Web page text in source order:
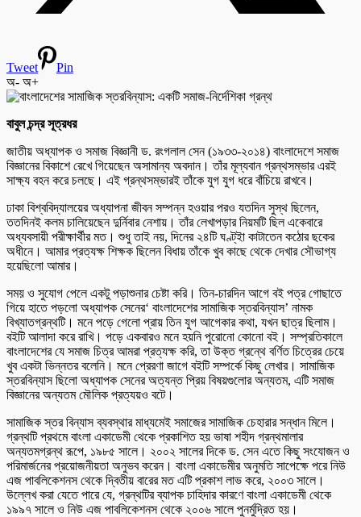
Tweet
Pin
অ- অ+
বাবুল চন্দ্র সূত্রধর
জাতীয় অধ্যাপক ও সমাজ বিজ্ঞানী ড. রংগলাল সেন (১৯৩৩-২০১৪) বাংলাদেশে সমাজ
বিজ্ঞানের বিকাশে রেখে গিয়েছেন অসামান্য অবদান। তাঁর মূল্যবান গ্রন্থসম্ভার এরই
সাক্ষ্য বহন করে চলছে। এই গ্রন্থসম্ভারই তাঁকে যুগ যুগ ধরে বাঁচিয়ে রাখবে।
ঢাকা বিশ্ববিদ্যালয়ের অধ্যাপনা জীবন সম্পন্ন হওয়ার পরও যতদিন সুস্থ ছিলেন,
ততদিনই কলম চালিয়েছেন দুর্নিবার নেশায়। তাঁর লেখাপড়ার নিয়মটি ছিল একেবারে
অধ্যবসায়ী পরীক্ষার্থীর মত। শুধু তাই নয়, দিনের ২৪টি ঘণ্ট্ইা কাটাতেন কঠোর ছকের
অধীনে। আমার প্রত্যক্ষ শিক্ষক ছিলেন বিধায় তাঁকে খুব কাছে থেকে দেখার সৌভাগ্য
হয়েছিলো আমার।
সময় ও সুযোগ পেলে একটু পড়াশুনার চেষ্টা করি। তিন-চারদিন আগে বই পত্র গোছাতে
গিয়ে হাতে পড়লো অধ্যাপক সেনের‘ বাংলাদেশের সামাজিক স্তরবিন্যাস’ নামক
বিখ্যাতগ্রন্থটি। মনে পড়ে গেলো প্রায় তিন যুগ আগেকার কথা, যখন ছাত্র ছিলাম।
বইটি আলাদা করে রাখি। পড়ে একবারও মনে হয়নি পুরোনো কোনো বই। সম্প্রতিকালে
বাংলাদেশের যে সমাজ চিত্র আমরা প্রত্যক্ষ করি, তা উক্ত গ্রন্থে বর্ণিত চিত্রের চেয়ে
খুব একটা ভিন্নতর বলেনি। মনে প্রেরণা জাগে বইটি সম্পর্কে কিছু লেখার। সামাজিক
স্তরবিন্যাস ছিলো অধ্যাপক সেনের অত্যন্ত প্রিয় বিষয়গুলোর অন্যতম, এটি সমাজ
বিজ্ঞানের অন্যতম মৌলিক প্রত্যয়ও বটে।
সামাজিক স্তর বিন্যাস ব্যবস্থার মাধ্যমেই সমাজের সামাজিক চেহারার সন্ধান মিলে।
গ্রন্থটি প্রথমে বাংলা একাডেমী থেকে প্রকাশিত হয় ভাষা শহীদ গ্রন্থমালার
অন্যতমগ্রন্থ রূপে, ১৯৮৫ সালে। ২০০২ সালের দিকে ড. সেন এতে কিছু সংযোজন ও
পরিমার্জনের প্রয়োজনীয়তা অনুভব করেন। বাংলা একাডেমীর অনুমতি সাপেক্ষে পরে নিউ
এজ পাবলিকেশনস থেকে দ্বিতীয় বারের মত এটি প্রকাশ লাভ করে, ২০০৩ সালে।
উল্লেখ করা যেতে পারে যে, গ্রন্থটির ব্যাপক চাহিদার কারণে বাংলা একাডেমী থেকে
১৯৯৭ সালে ও নিউ এজ পাবলিকেশনস থেকে ২০০৬ সালে পুনর্মুদ্রিত হয়।